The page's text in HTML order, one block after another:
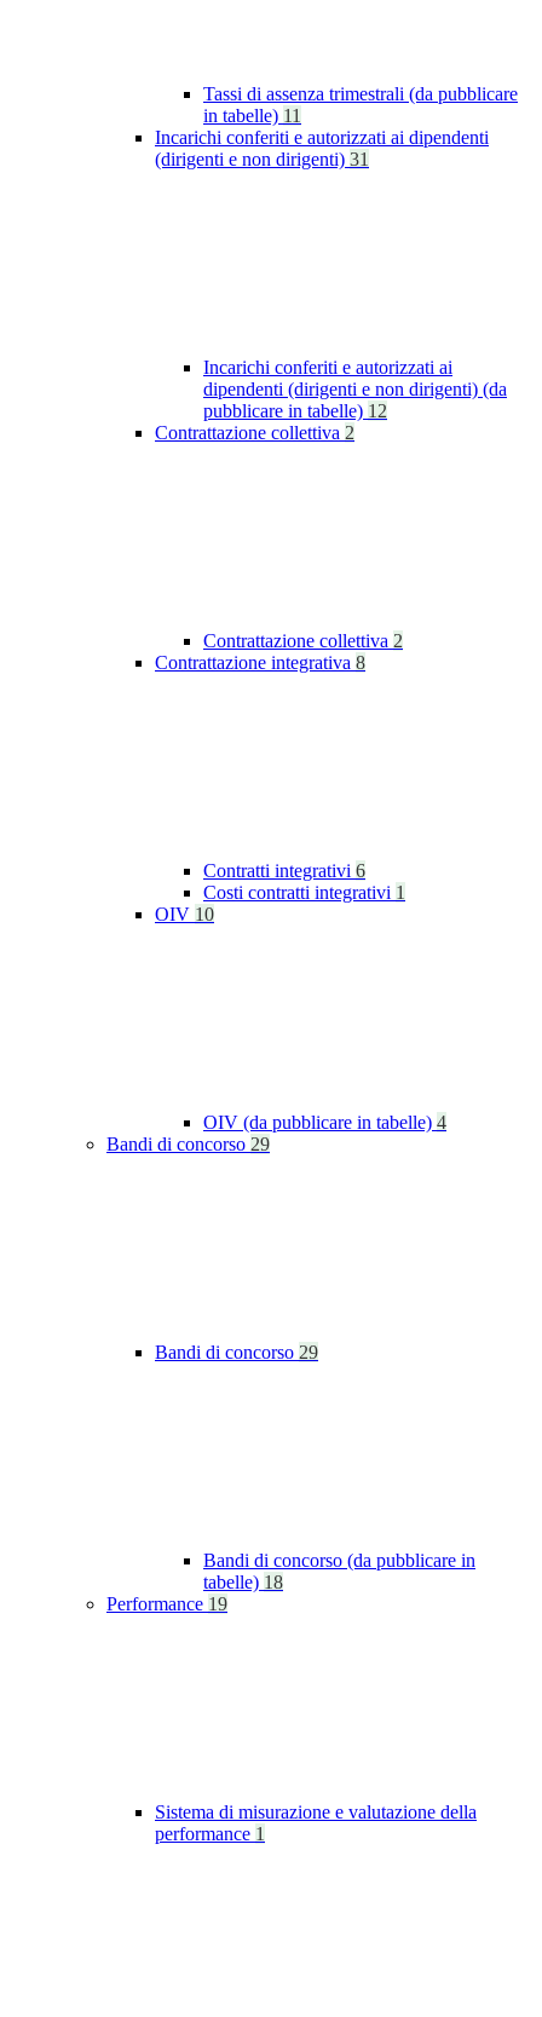
Tassi di assenza trimestrali (da pubblicare
in tabelle) 11
Incarichi conferiti e autorizzati ai dipendenti
(dirigenti e non dirigenti) 31
Incarichi conferiti e autorizzati ai
dipendenti (dirigenti e non dirigenti) (da
pubblicare in tabelle) 12
Contrattazione collettiva 2
Contrattazione collettiva 2
Contrattazione integrativa 8
Contratti integrativi 6
Costi contratti integrativi 1
OIV 10
OIV (da pubblicare in tabelle) 4
Bandi di concorso 29
Bandi di concorso 29
Bandi di concorso (da pubblicare in
tabelle) 18
Performance 19
Sistema di misurazione e valutazione della
performance 1